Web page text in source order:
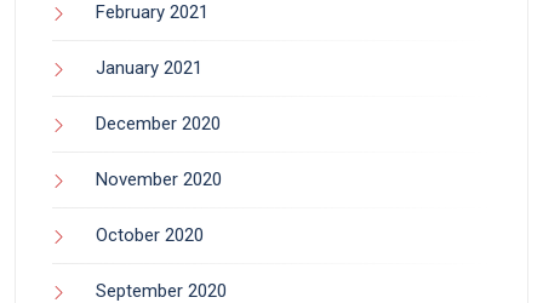
February 2021
January 2021
December 2020
November 2020
October 2020
September 2020